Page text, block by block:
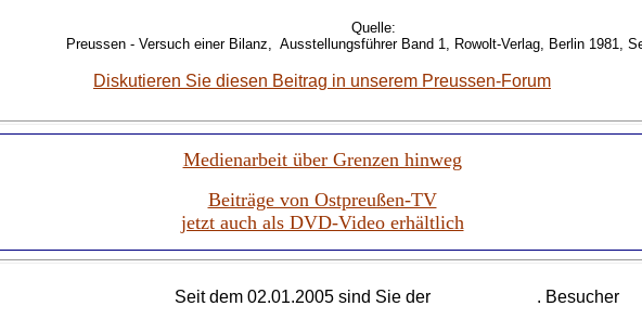
Quelle:
Preussen - Versuch einer Bilanz, Ausstellungsführer Band 1, Rowolt-Verlag, Berlin 1981,
Diskutieren Sie diesen Beitrag in unserem Preussen-Forum
Medienarbeit über Grenzen hinweg
Beiträge von Ostpreußen-TV
jetzt auch als DVD-Video erhältlich
Seit dem 02.01.2005 sind Sie der . Besucher